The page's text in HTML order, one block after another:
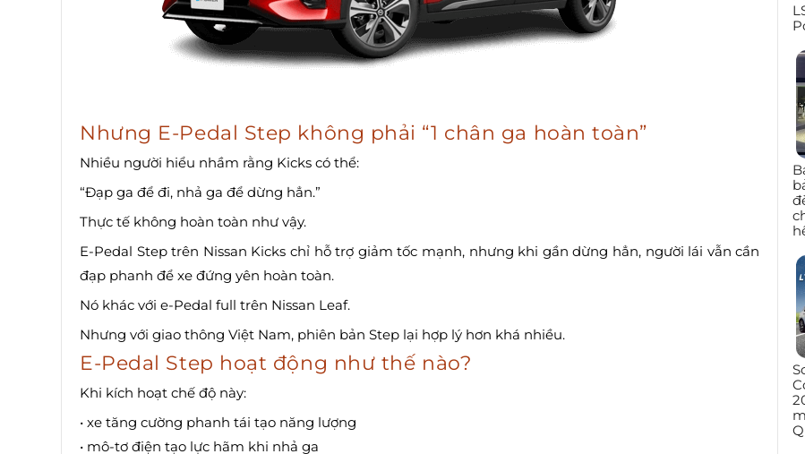
Nhưng E-Pedal Step không phải “1 chân ga hoàn toàn”
Nhiều người hiểu nhầm rằng Kicks có thể:
“Đạp ga để đi, nhả ga để dừng hẳn.”
Thực tế không hoàn toàn như vậy.
E-Pedal Step trên Nissan Kicks chỉ hỗ trợ giảm tốc mạnh, nhưng khi gần dừng hẳn, người lái vẫn cần
đạp phanh để xe đứng yên hoàn toàn.
Nó khác với e-Pedal full trên Nissan Leaf.
Nhưng với giao thông Việt Nam, phiên bản Step lại hợp lý hơn khá nhiều.
E-Pedal Step hoạt động như thế nào?
Khi kích hoạt chế độ này:
• xe tăng cường phanh tái tạo năng lượng
• mô-tơ điện tạo lực hãm khi nhả ga